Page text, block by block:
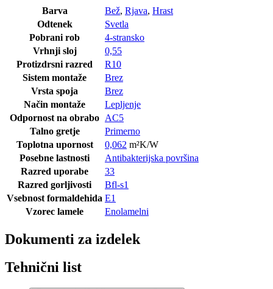
Barva Bež, Rjava, Hrast
Odtenek
Svetla
Pobrani rob
4-stransko
Vrhnji sloj
0,55
Protizdrsni razred
R10
Sistem montaže
Brez
Vrsta spoja
Brez
Način montaže
Lepljenje
Odpornost na obrabo AC5
Talno gretje
Primerno
Toplotna upornost
0,062 m²K/W
Posebne lastnosti
Antibakterijska površina
Razred uporabe
33
Razred gorljivosti
Bfl-s1
Vsebnost formaldehida E1
Vzorec lamele
Enolamelni
Dokumenti za izdelek
Tehnični list